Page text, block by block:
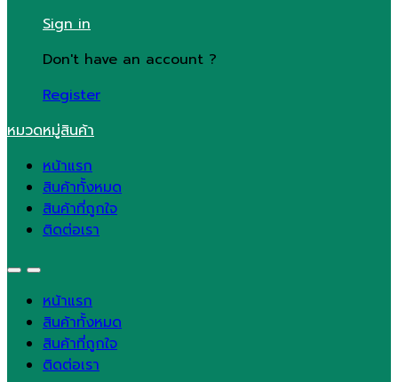
Sign in
Don't have an account ?
Register
หมวดหมู่สินค้า
หน้าแรก
สินค้าทั้งหมด
สินค้าที่ถูกใจ
ติดต่อเรา
หน้าแรก
สินค้าทั้งหมด
สินค้าที่ถูกใจ
ติดต่อเรา